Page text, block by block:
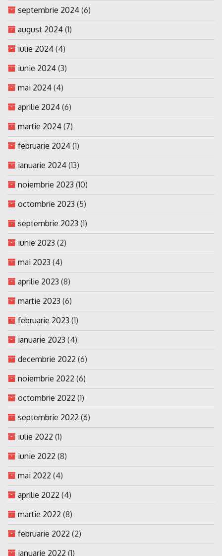
septembrie 2024 (6)
august 2024 (1)
iulie 2024 (4)
iunie 2024 (3)
mai 2024 (4)
aprilie 2024 (6)
martie 2024 (7)
februarie 2024 (1)
ianuarie 2024 (13)
noiembrie 2023 (10)
octombrie 2023 (5)
septembrie 2023 (1)
iunie 2023 (2)
mai 2023 (4)
aprilie 2023 (8)
martie 2023 (6)
februarie 2023 (1)
ianuarie 2023 (4)
decembrie 2022 (6)
noiembrie 2022 (6)
octombrie 2022 (1)
septembrie 2022 (6)
iulie 2022 (1)
iunie 2022 (8)
mai 2022 (4)
aprilie 2022 (4)
martie 2022 (8)
februarie 2022 (2)
ianuarie 2022 (1)